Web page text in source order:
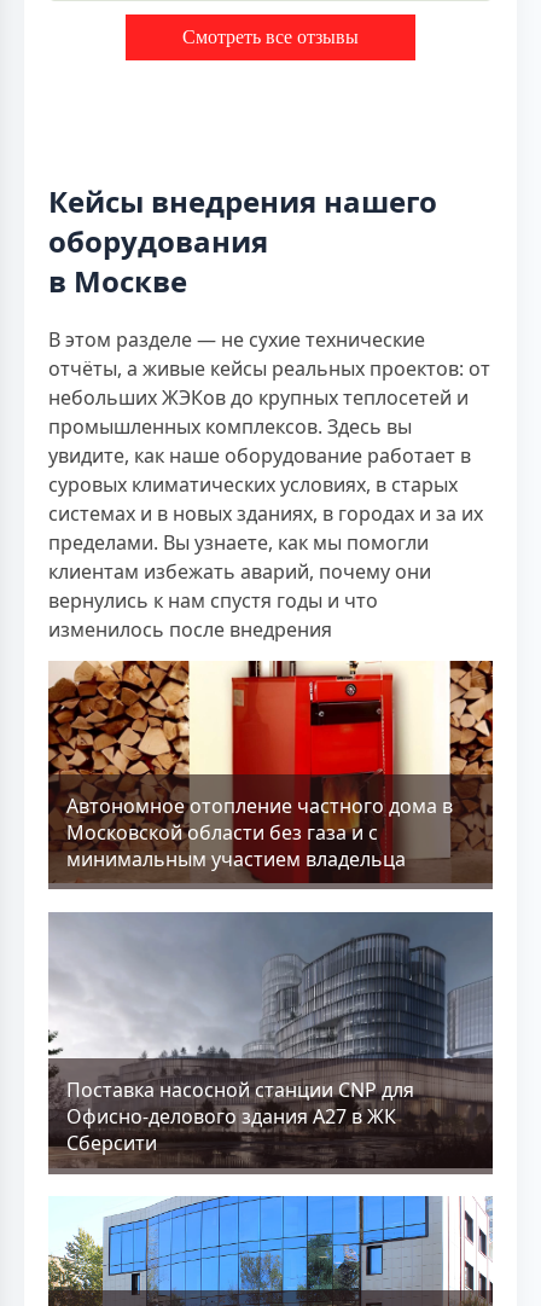
Смотреть все отзывы
Кейсы внедрения нашего
оборудования
в Москве
В этом разделе — не сухие технические
отчёты, а живые кейсы реальных проектов: от
небольших ЖЭКов до крупных теплосетей и
промышленных комплексов. Здесь вы
увидите, как наше оборудование работает в
суровых климатических условиях, в старых
системах и в новых зданиях, в городах и за их
пределами. Вы узнаете, как мы помогли
клиентам избежать аварий, почему они
вернулись к нам спустя годы и что
изменилось после внедрения
Aвтономное отопление частного дома в
Московской области без газа и с
минимальным участием владельца
Поставка насосной станции CNP для
Офисно-делового здания А27 в ЖК
Сберсити